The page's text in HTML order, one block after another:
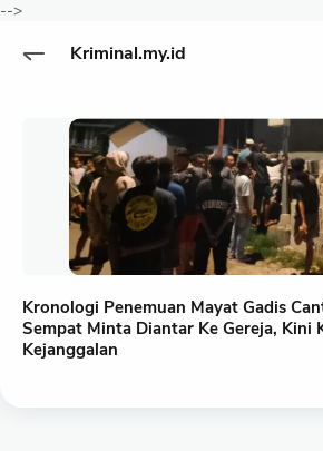
-->
Kriminal.my.id
Kronologi Penemuan Mayat Gadis
Sempat Minta Diantar Ke Gereja, Kini
Kejanggalan